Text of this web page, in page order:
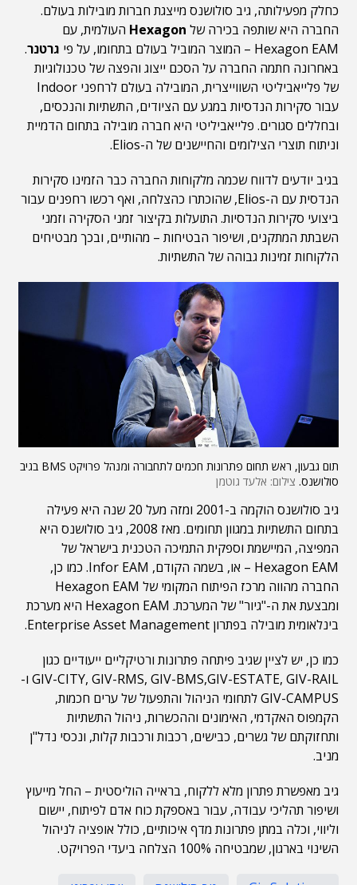
כחלק מפעילותה, גיב סולושנס מייצגת חברות מובילות בעולם.
החברה היא שותפה בכירה של Hexagon העולמית, עם
Hexagon EAM – המוצר המוביל בעולם בתחומו, על פי
גרטנר.
באחרונה חתמה החברה על הסכם ייצוג והפצה של טכנולוגיות
של פלייאביליטי השווייצרית, המובילה בעולם לרחפני Indoor
עבור סקירות הנדסיות במגע עם הציודים, התשתיות והנכסים,
ובחללים סגורים. פלייאביליטי היא חברה מובילה בתחום הדמיית
וניתוח תוצרי הצילומים והחיישנים של ה-Elios.
בגיב יודעים לדווח שכמה מלקוחות החברה כבר הזמינו סקירות
הנדסית עם ה-Elios, שהוכתרו כהצלחה, ואף רכשו רחפנים עבור
ביצועי סקירות הנדסיות. התועלות בקיצור זמני הסקירה וזמני
השבתת המתקנים, ושיפור הבטיחות – מהותיים, ובכך מבטיחים
הלקוחות זמינות גבוהה של התשתיות.
תום גבעון, ראש תחום פתרונות חכמים לתחבורה ומנהל פרויקט BMS בגיב
סולושנס. צילום: אלעד גוטמן
גיב סולושנס הוקמה ב-2001 ומזה מעל 20 שנה היא פעילה
בתחום התשתיות במגוון תחומים. מאז 2008, גיב סולושנס היא
המפיצה, המיישמת וספקית התמיכה הטכנית בישראל של
Hexagon EAM – או, בשמה הקודם, Infor EAM. כמו כן,
החברה מהווה מרכז הפיתוח המקומי של Hexagon EAM
ומבצעת את ה-"גיור" של המערכת. Hexagon EAM היא מערכת
בינלאומית מובילה בפתרון Enterprise Asset Management.
כמו כן, יש לציין שגיב פיתחה פתרונות ורטיקליים ייעודיים כגון
GIV-CITY, GIV-RMS, GIV-BMS,GIV-ESTATE, GIV-RAIL ו-
GIV-CAMPUS לתחומי הניהול והתפעול של ערים חכמות,
הקמפוס האקדמי, האימונים וההכשרות, ניהול התשתיות
ותחזוקתם של גשרים, כבישים, רכבות ורכבות קלות, ונכסי נדל"ן
מניב.
גיב מאפשרת פתרון מלא ללקוח, בראייה הוליסטית – החל מייעוץ
ושיפור תהליכי עבודה, עבור באספקת כוח אדם לפיתוח, יישום
וליווי, וכלה במתן פתרונות מדף איכותיים, כולל אופציה לניהול
השינוי בארגון, שמבטיחה 100% הצלחה ביעדי הפרויקט.